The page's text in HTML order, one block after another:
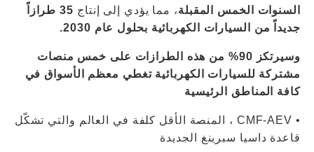
السنوات الخمس المقبلة، مما يؤدي إلى إنتاج
35 طرازاً
جديداً من السيارات الكهربائية بحلول عام 2030.
وسيرتكز 90% من هذه الطرازات على خمس منصات
مشتركة للسيارات الكهربائية تغطي معظم الأسواق في
كافة المناطق الرئيسية
• CMF-AEV ، المنصة الأقل كلفة في العالم والتي تشكّل
قاعدة داسيا سبرينغ الجديدة